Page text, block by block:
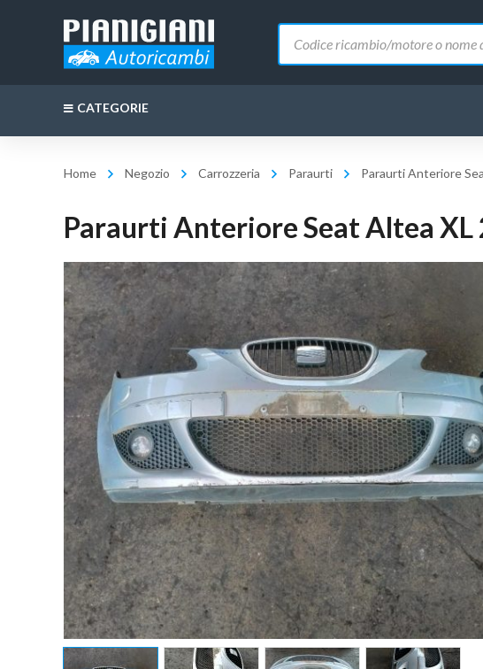
prodotti
CATEGORIE
Home Negozio Carrozzeria Paraurti Paraurti Anteriore
Paraurti Anteriore Seat Altea XL